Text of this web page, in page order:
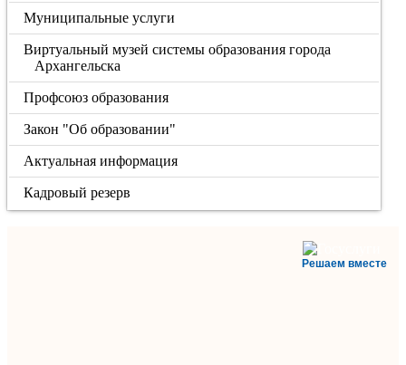
Муниципальные услуги
Виртуальный музей системы образования города
Архангельска
Профсоюз образования
Закон "Об образовании"
Актуальная информация
Кадровый резерв
Решаем вместе